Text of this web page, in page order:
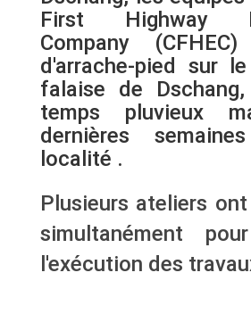
First Highway
Company
d'arrache-pied sur
falaise de
temps pluvieux
dernières
localité .
Plusieurs ateliers
simultanément
l'exécution des